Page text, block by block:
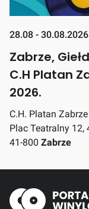
28.08 - 30.08.2026
Zabrze,
C.H Platan
2026.
C.H. Platan Zabrze
Plac Teatralny 12,
41-800 Zabrze